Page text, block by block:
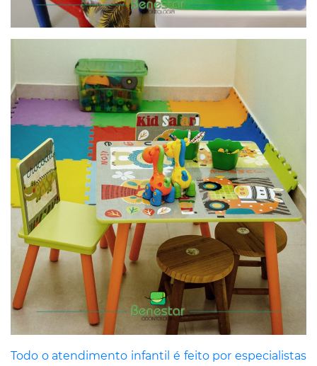
Todo o atendimento infantil é feito por especialistas